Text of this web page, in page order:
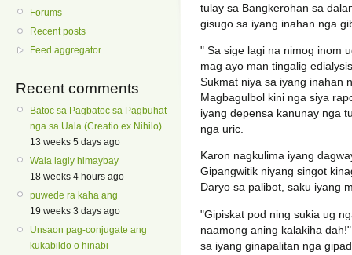
Forums
Recent posts
Feed aggregator
Recent comments
Batoc sa Pagbatoc sa Pagbuhat
nga sa Uala (Creatio ex Nihilo)
13 weeks 5 days ago
Wala lagiy himaybay
18 weeks 4 hours ago
puwede ra kaha ang
19 weeks 3 days ago
Unsaon pag-conjugate ang
kukabildo o hinabi
tulay sa Bangkerohan sa
gisugo sa iyang inahan nga
" Sa sige lagi na nimog inom
mag ayo man tingalig
Sukmat niya sa iyang inahan
Magbagulbol kini nga siya
iyang depensa kanunay nga
nga uric.
Karon nagkulima iyang
Gipangwitik niyang singot
Daryo sa palibot, saku iyang
"Gipiskat pod ning sukia ug
naamong aning kalakiha
sa iyang ginapalitan nga